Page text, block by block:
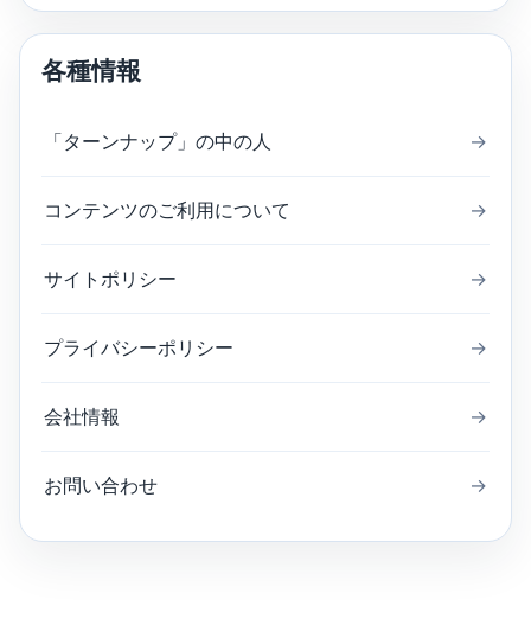
各種情報
「ターンナップ」の中の人 →
コンテンツのご利用について →
サイトポリシー →
プライバシーポリシー →
会社情報 →
お問い合わせ →